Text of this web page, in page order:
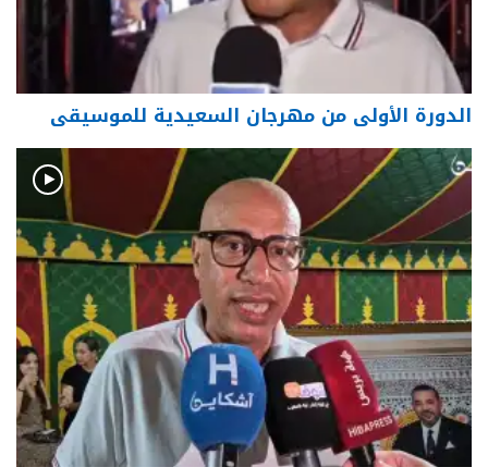
الدورة الأولى من مهرجان السعيدية للموسيقى